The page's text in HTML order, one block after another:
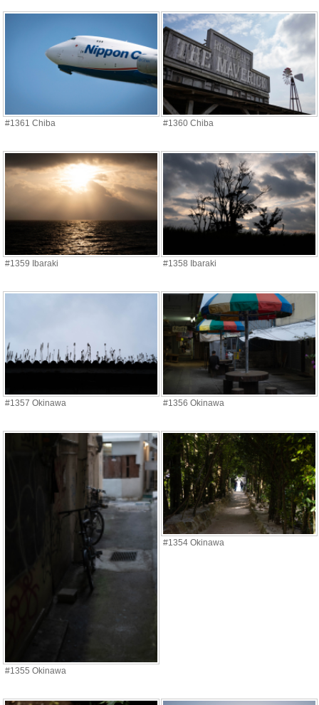
#1361 Chiba #1360 Chiba
#1359 Ibaraki #1358 Ibaraki
#1357 Okinawa #1356 Okinawa
#1355 Okinawa
#1354 Okinawa